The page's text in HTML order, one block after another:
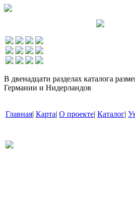
В двенадцати разделах каталога
Германии и Нидерландов
Главная| Карта| О проекте| Каталог|